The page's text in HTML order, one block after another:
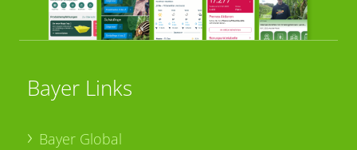
Bayer Links
Bayer Global